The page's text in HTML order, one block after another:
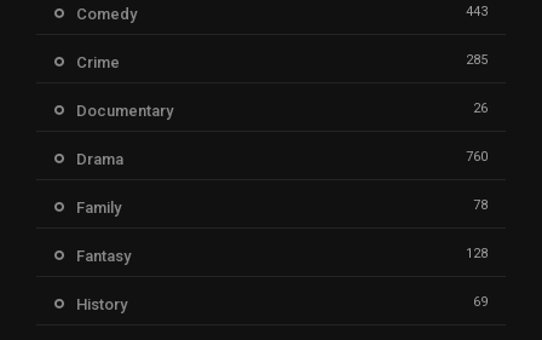
Comedy 443
Crime 285
Documentary 26
Drama 760
Family 78
Fantasy 128
History 69